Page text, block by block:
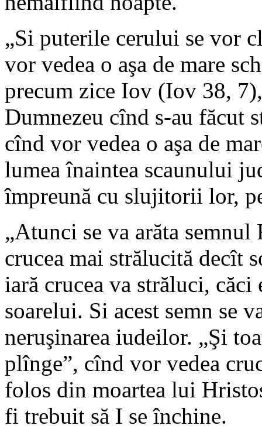
„Si puterile cerului se vor
vor vedea o aşa de mare
precum zice Iov (Iov 38,
Dumnezeu cînd s-au făcut
cînd vor vedea o aşa de
lumea înaintea scaunului
împreună cu slujitorii lor,
„Atunci se va arăta
crucea mai strălucită decît
iară crucea va străluci, căci
soarelui. Si acest semn se
neruşinarea iudeilor. „Şi
plînge”, cînd vor vedea
folos din moartea lui
fi trebuit să I se închine.